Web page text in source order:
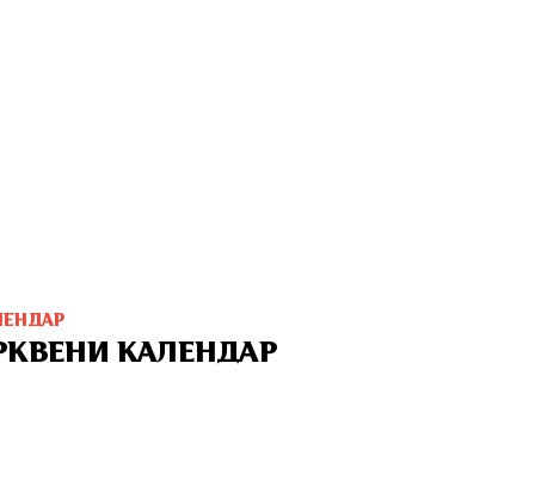
КАЛЕНДАР